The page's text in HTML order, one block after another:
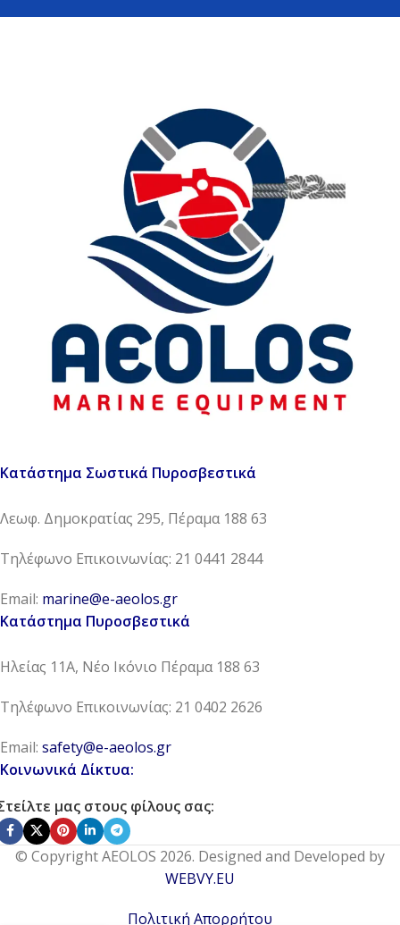
Κατάστημα Σωστικά Πυροσβεστικά
Λεωφ. Δημοκρατίας 295, Πέραμα 188 63
Τηλέφωνο Επικοινωνίας: 21 0441 2844
Email: marine@e-aeolos.gr
Κατάστημα Πυροσβεστικά
Ηλείας 11Α, Νέο Ικόνιο Πέραμα 188 63
Τηλέφωνο Επικοινωνίας: 21 0402 2626
Email: safety@e-aeolos.gr
Κοινωνικά Δίκτυα:
μας στους φίλους σας:
© Copyright AEOLOS 2026. Designed and Developed by
WEBVY.EU
Πολιτική Απορρήτου